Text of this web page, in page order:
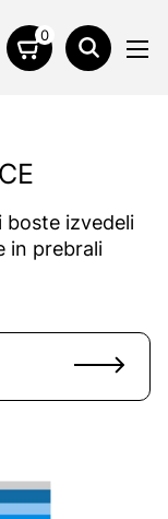
0
boste izvedeli
in prebrali